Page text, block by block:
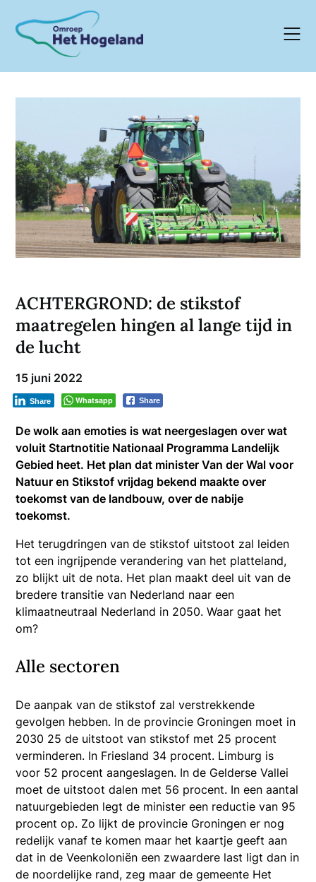
content
ACHTERGROND: de stikstof
maatregelen hingen al lange tijd in
de lucht
15 juni 2022
Whatsapp Share
Share
De wolk aan emoties is wat neergeslagen over wat
voluit Startnotitie Nationaal Programma Landelijk
Gebied heet. Het plan dat minister Van der Wal voor
Natuur en Stikstof vrijdag bekend maakte over
toekomst van de landbouw, over de nabije
toekomst.
Het terugdringen van de stikstof uitstoot zal leiden
tot een ingrijpende verandering van het platteland,
zo blijkt uit de nota. Het plan maakt deel uit van de
bredere transitie van Nederland naar een
klimaatneutraal Nederland in 2050. Waar gaat het
om?
Alle sectoren
De aanpak van de stikstof zal verstrekkende
gevolgen hebben. In de provincie Groningen moet in
2030 25 de uitstoot van stikstof met 25 procent
verminderen. In Friesland 34 procent. Limburg is
voor 52 procent aangeslagen. In de Gelderse Vallei
moet de uitstoot dalen met 56 procent. In een aantal
natuurgebieden legt de minister een reductie van 95
procent op. Zo lijkt de provincie Groningen er nog
redelijk vanaf te komen maar het kaartje geeft aan
dat in de Veenkoloniën een zwaardere last ligt dan in
de noordelijke rand, zeg maar de gemeente Het